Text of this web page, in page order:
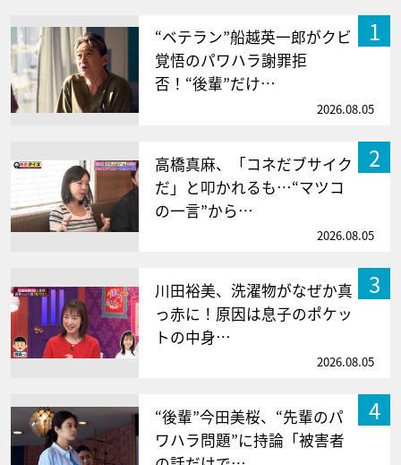
1
“ベテラン”船越英一郎がクビ
覚悟のパワハラ謝罪拒
否！“後輩”だけ…
2026.08.05
2
高橋真麻、「コネだブサイク
だ」と叩かれるも…“マツコ
の一言”から…
2026.08.05
3
川田裕美、洗濯物がなぜか真
っ赤に！原因は息子のポケッ
トの中身…
2026.08.05
4
“後輩”今田美桜、“先輩のパ
ワハラ問題”に持論「被害者